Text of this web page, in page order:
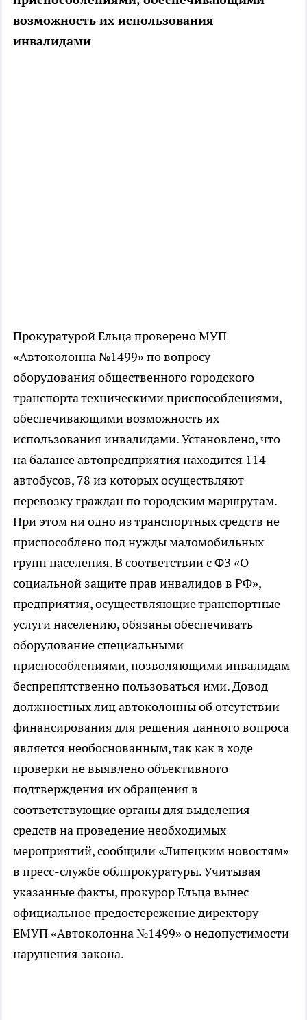
возможность их использования
инвалидами
Прокуратурой Ельца проверено МУП
«Автоколонна №1499» по вопросу
оборудования общественного городского
транспорта техническими приспособлениями,
обеспечивающими возможность их
использования инвалидами. Установлено, что
на балансе автопредприятия находится 114
автобусов, 78 из которых осуществляют
перевозку граждан по городским маршрутам.
При этом ни одно из транспортных средств не
приспособлено под нужды маломобильных
групп населения. В соответствии с ФЗ «О
социальной защите прав инвалидов в РФ»,
предприятия, осуществляющие транспортные
услуги населению, обязаны обеспечивать
оборудование специальными
приспособлениями, позволяющими инвалидам
беспрепятственно пользоваться ими. Довод
должностных лиц автоколонны об отсутствии
финансирования для решения данного вопроса
является необоснованным, так как в ходе
проверки не выявлено объективного
подтверждения их обращения в
соответствующие органы для выделения
средств на проведение необходимых
мероприятий, сообщили «Липецким новостям»
в пресс-службе облпрокуратуры. Учитывая
указанные факты, прокурор Ельца вынес
официальное предостережение директору
ЕМУП «Автоколонна №1499» о недопустимости
нарушения закона.